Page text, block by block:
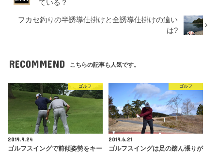
ている？
フカセ釣りの半誘導仕掛けと全誘導仕掛けの違い
は?
RECOMMEND こちらの記事も人気です。
ゴルフ
2019.9.24
ゴルフスイングで前傾姿勢をキー
ゴルフ
2019.6.21
ゴルフスイングは足の踏ん張りが